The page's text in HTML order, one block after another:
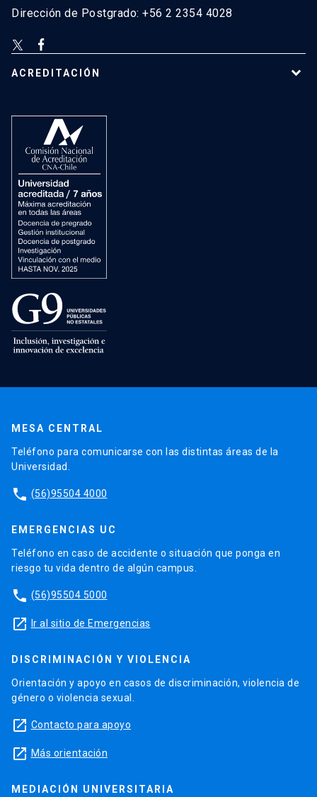
Dirección de Postgrado: +56 2 2354 4028
ACREDITACIÓN
MESA CENTRAL
Teléfono para comunicarse con las distintas áreas de la
Universidad.
phone (56)95504 4000
EMERGENCIAS UC
Teléfono en caso de accidente o situación que ponga en
riesgo tu vida dentro de algún campus.
phone (56)95504 5000
launch Ir al sitio de Emergencias
DISCRIMINACIÓN Y VIOLENCIA
Orientación y apoyo en casos de discriminación, violencia de
género o violencia sexual.
launch Contacto para apoyo
launch Más orientación
MEDIACIÓN UNIVERSITARIA